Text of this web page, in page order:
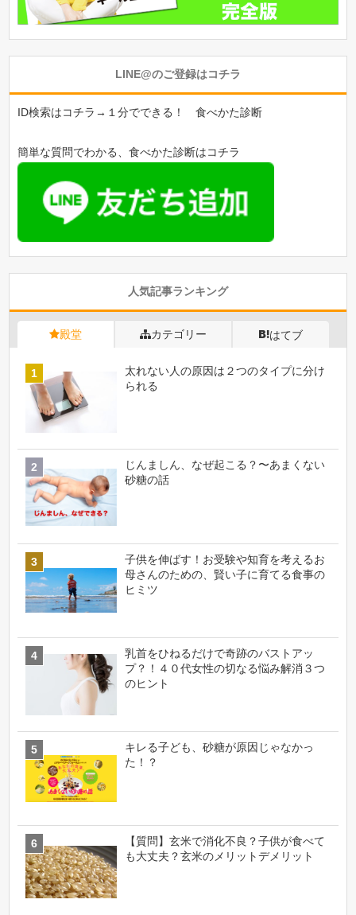
LINE@のご登録はコチラ
ID検索はコチラ→１分でできる！ 食べかた診断
簡単な質問でわかる、食べかた診断はコチラ
人気記事ランキング
殿堂 カテゴリー はてブ
太れない人の原因は２つのタイプに分け
られる
じんましん、なぜ起こる？〜あまくない
砂糖の話
子供を伸ばす！お受験や知育を考えるお
母さんのための、賢い子に育てる食事の
ヒミツ
乳首をひねるだけで奇跡のバストアッ
プ？！４０代女性の切なる悩み解消３つ
のヒント
キレる子ども、砂糖が原因じゃなかっ
た！？
【質問】玄米で消化不良？子供が食べて
も大丈夫？玄米のメリットデメリット